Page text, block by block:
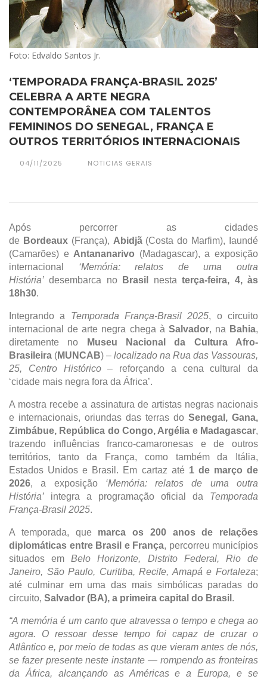
Foto: Edvaldo Santos Jr.
‘TEMPORADA FRANÇA-BRASIL 2025’
CELEBRA A ARTE NEGRA
CONTEMPORÂNEA COM TALENTOS
FEMININOS DO SENEGAL, FRANÇA E
OUTROS TERRITÓRIOS INTERNACIONAIS
04/11/2025 NOTICIAS GERAIS
Após percorrer as cidades
de Bordeaux (França), Abidjã (Costa do Marfim), Iaundé
(Camarões) e Antananarivo (Madagascar), a exposição
internacional ‘Memória: relatos de uma outra
História’ desembarca no Brasil nesta terça-feira, 4, às
18h30.
Integrando a Temporada França-Brasil 2025, o circuito
internacional de arte negra chega à Salvador, na Bahia,
diretamente no
Museu Nacional da Cultura Afro-
Brasileira (MUNCAB) – localizado na Rua das Vassouras,
25, Centro Histórico– reforçando a cena cultural da
‘cidade mais negra fora da África’.
A mostra recebe a assinatura de artistas negras nacionais
e internacionais, oriundas das terras do Senegal, Gana,
Zimbábue, República do Congo, Argélia e Madagascar,
trazendo influências franco-camaronesas
e de outros
territórios, tanto da França, como também da Itália,
Estados Unidos e Brasil. Em cartaz até 1 de março de
2026, a exposição ‘Memória: relatos de uma outra
História’ integra a programação oficial da Temporada
França-Brasil 2025.
A temporada, que marca os
200 anos de relações
diplomáticas entre Brasil e França, percorreu municípios
situados emBelo Horizonte, Distrito Federal, Rio de
Janeiro, São Paulo, Curitiba, Recife, Amapá e Fortaleza;
até culminar em uma das mais simbólicas paradas do
circuito, Salvador (BA), a primeira capital do Brasil .
“A memória é um canto que atravessa o tempo e chega ao
agora. O ressoar desse tempo foi capaz de cruzar o
Atlântico e, por meio de todas as que vieram antes de nós,
se fazer presente neste instante — rompendo as fronteiras
da África, alcançando as Américas e a Europa, e se